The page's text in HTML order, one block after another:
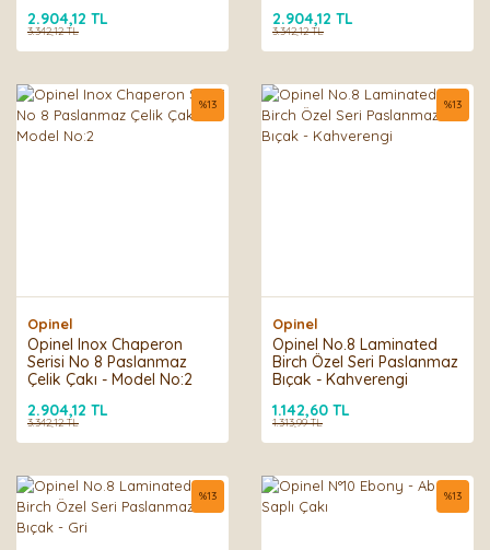
2.904,12 TL
3.342,12 TL
2.904,12 TL
3.342,12 TL
Opinel
Opinel Inox Chaperon
Serisi No 8 Paslanmaz
Çelik Çakı - Model No:2
%13
2.904,12 TL
3.342,12 TL
Opinel
Opinel No.8 Laminated
Birch Özel Seri Paslanmaz
Bıçak - Kahverengi
%13
1.142,60 TL
1.313,99 TL
%13 %13